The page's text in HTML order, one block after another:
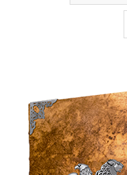
ինչ ենք անում
մամուլ
Կապ